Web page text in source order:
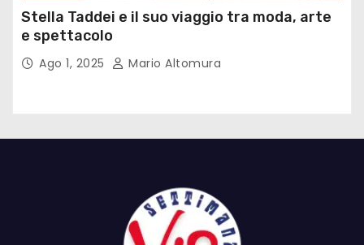
Stella Taddei e il suo viaggio tra moda, arte
e spettacolo
Ago 1, 2025 Mario Altomura